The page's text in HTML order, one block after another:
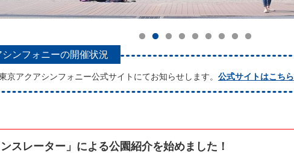
ンフォニーの開催状況
京アクアシンフォニー公式サイトにてお知らせします。 公式サイトはこちら
ンスレーター」による公園紹介を始めました！